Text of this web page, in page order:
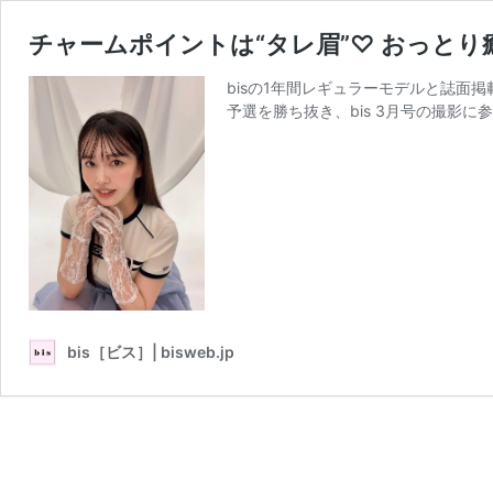
チャームポイントは“タレ眉”♡ おっと
bisの1年間レギュラーモデルと誌面
予選を勝ち抜き、bis 3月号の撮影に
bis［ビス］| bisweb.jp